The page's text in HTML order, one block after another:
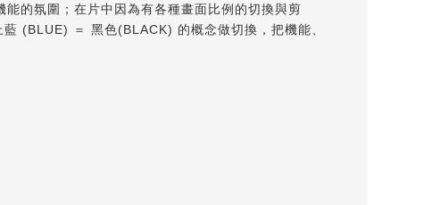
的氛圍；在片中因為有各種畫面比例的切換與剪
(BLUE) ＝ 黑色(BLACK) 的概念做切換，把機能、